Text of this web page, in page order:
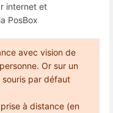
internet et
PosBox
avec vision de
Or sur un
par défaut
à distance (en